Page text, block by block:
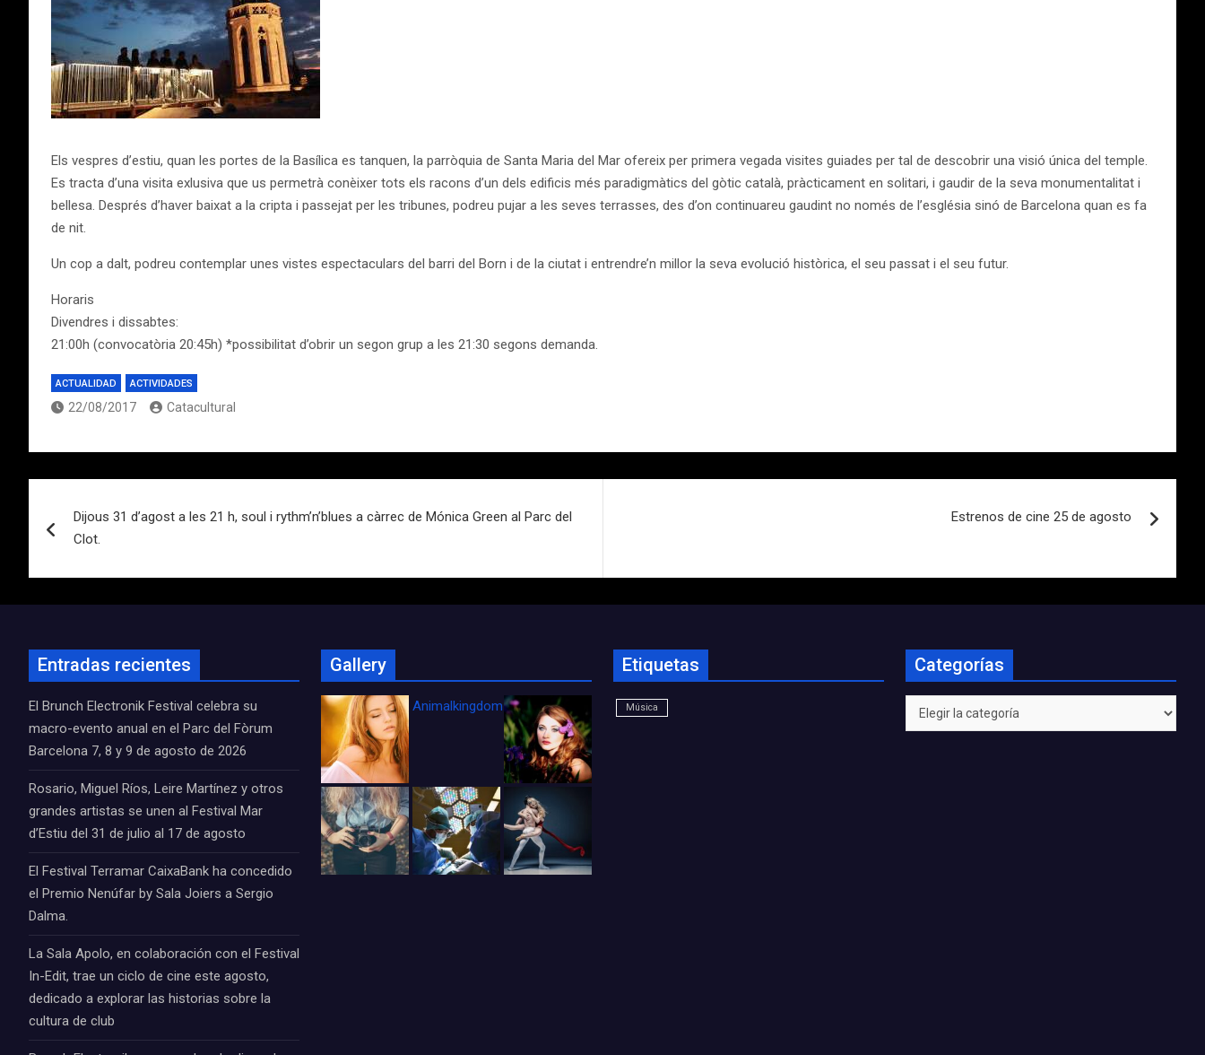
Els vespres d’estiu, quan les portes de la Basílica es tanquen, la parròquia de Santa Maria del Mar ofereix per primera vegada visites guiades per tal de descobrir una visió única del temple.
Es tracta d’una visita exlusiva que us permetrà conèixer tots els racons d’un dels edificis més paradigmàtics del gòtic català, pràcticament en solitari, i gaudir de la seva monumentalitat i
bellesa. Després d’haver baixat a la cripta i passejat per les tribunes, podreu pujar a les seves terrasses, des d’on continuareu gaudint no només de l’església sinó de Barcelona quan es fa
de nit.
Un cop a dalt, podreu contemplar unes vistes espectaculars del barri del Born i de la ciutat i entrendre’n millor la seva evolució històrica, el seu passat i el seu futur.
Horaris
Divendres i dissabtes:
21:00h (convocatòria 20:45h) *possibilitat d’obrir un segon grup a les 21:30 segons demanda.
ACTUALIDAD ACTIVIDADES
22/08/2017 Catacultural
de
entradas
Dijous 31 d’agost a les 21 h, soul i rythm’n’blues a càrrec de Mónica Green al Parc del
Clot.
Estrenos de cine 25 de agosto
Entradas recientes
El Brunch Electronik Festival celebra su
macro-evento anual en el Parc del Fòrum
Barcelona 7, 8 y 9 de agosto de 2026
Rosario, Miguel Ríos, Leire Martínez y otros
grandes artistas se unen al Festival Mar
d’Estiu del 31 de julio al 17 de agosto
El Festival Terramar CaixaBank ha concedido
el Premio Nenúfar by Sala Joiers a Sergio
Dalma.
La Sala Apolo, en colaboración con el Festival
In-Edit, trae un ciclo de cine este agosto,
dedicado a explorar las historias sobre la
cultura de club
Gallery
Animalkingdom_FichaCine
Etiquetas
Música
Categorías
Categorías